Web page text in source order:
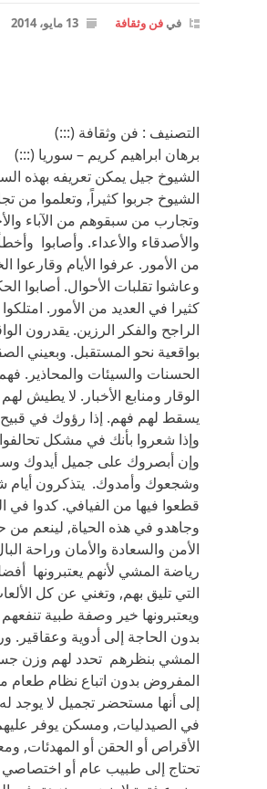
في فن وثقافة 13 مايو، 2014
التصنيف : فن وثقافة (:::)
برهان ابراهيم كريم – سوريا (:::)
الشيوخ جيل يمكن تعريفه بهذه
الشيوخ جربوا كثيراً, وتعلموا من
وتجارب من سبقوهم من الآباء
والأصدقاء والأعداء. وأصابوا
من الأمور. عرفوا الأيام وقارعوا
وعاشوا تقلبات الأحوال. أصابوا
كثيرا في العديد من الأمور.
الراجح والفكر الرزين. يقدرون
بواقعية نحو المستقبل. وبعيني
الحسنات والسيئات والمحاذير.
الوقار ومنابع الأخبار. لا يطيش
يسقط لهم فهم. إذا رؤوك في
وإذا شعروا بأنك في مشكل
وإن أبصروك على جميل أيدوك
وشجعوك وأمدوك. يتذكرون أيام
قطعوا فيها من الفيافي. كدوا في
وجاهدو في هذه الحياة, لينعم
الأمن والسعادة والأمان وراحة
رياضة المشي لأنهم يعتبرونها
التي تليق بهم, وتغني عن كل
ويعتبرونها خير وصفة طبية
بدون الحاجة إلى أدوية وعقاقير.
المشي بنظرهم تحدد لهم وزن
المفروض بدون اتباع نظام طعام
إلى أنها مستحضر تجميل لا يوجد
في الصيدليات, ومسكن يوفر
الأقراص أو الحقن أو المهدئات,
تحتاج إلى طبيب عام أو